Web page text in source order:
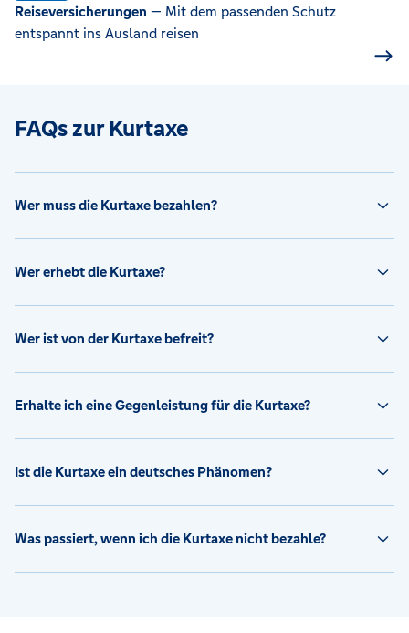
Reiseversicherungen — Mit dem passenden Schutz
entspannt ins Ausland reisen
FAQs zur Kurtaxe
Wer muss die Kurtaxe bezahlen?
Wer erhebt die Kurtaxe?
Wer ist von der Kurtaxe befreit?
Erhalte ich eine Gegenleistung für die Kurtaxe?
Ist die Kurtaxe ein deutsches Phänomen?
Was passiert, wenn ich die Kurtaxe nicht bezahle?